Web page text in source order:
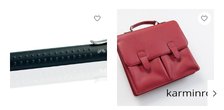
Produkt-Karussell-Artikel